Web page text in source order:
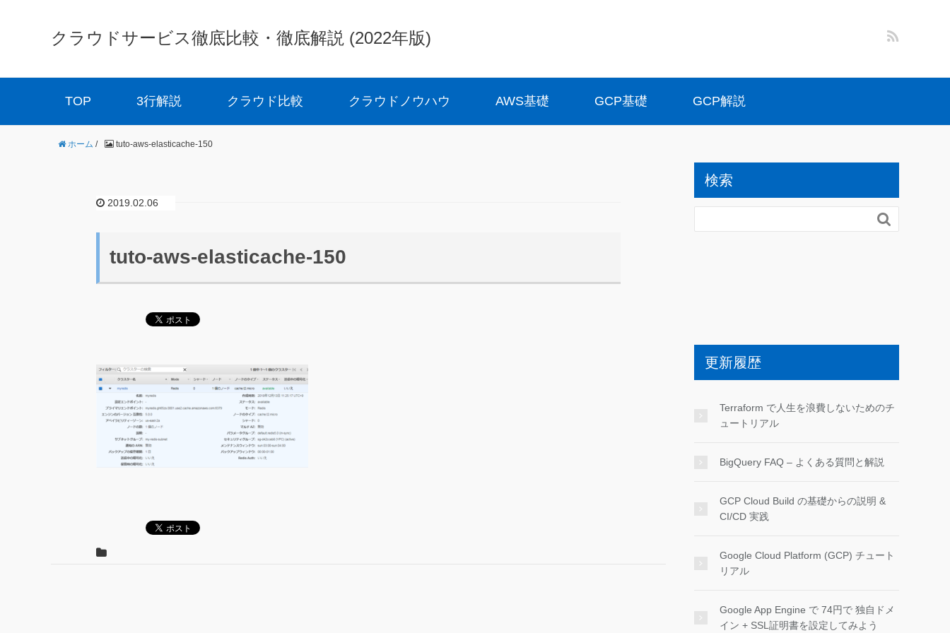
クラウドサービス徹底比較・徹底解説 (2022年版)
TOP 3行解説 クラウド比較 クラウドノウハウ AWS基礎 GCP基礎 GCP解説
ホーム / tuto-aws-elasticache-150
2019.02.06
tuto-aws-elasticache-150
検索

更新履歴
Terraform で人生を浪費しないためのチ
ュートリアル
BigQuery FAQ – よくある質問と解説
GCP Cloud Build の基礎からの説明 &
CI/CD 実践
Google Cloud Platform (GCP) チュート
リアル
Google App Engine で 74円で 独自ドメ
イン + SSL証明書を設定してみよう